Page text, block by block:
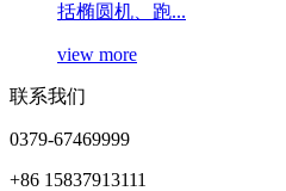
括椭圆机、跑...
view more
联系我们
0379-67469999
+86 15837913111